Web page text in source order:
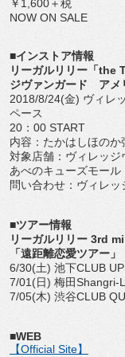
￥1,600＋税
NOW ON SALE
■インストア情報
リーガルリリー「the
ジヴァンガード アメ
2018/8/24(金) ヴィレ
ペース
20：00 START
内容：たかはしほの
対象店舗：ヴィレッジ
あべのキューズモール
問い合わせ：ヴィレ
■ツアー情報
リーガルリリー 3rd
「遠距離恋愛ツアー」
6/30(土) 池下CLUB
7/01(日) 梅田
7/05(木) 渋谷CLUB
■WEB
【Official Site】